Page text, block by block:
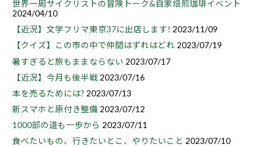
世界一周サイクリストの冒険トーク&自家焙煎珈琲イベント
2024/04/10
【近況】文学フリマ東京37に出店します! 2023/11/09
【クイズ】この市の中で仲間はずれはどれ 2023/07/19
暑すぎると旅もままならない 2023/07/17
【近況】今月も後半戦 2023/07/16
本を売るためには? 2023/07/13
新スマホと原付き整備 2023/07/12
1000部の道も一歩から 2023/07/11
食べたいもの、行きたいとこ、やりたいこと 2023/07/10